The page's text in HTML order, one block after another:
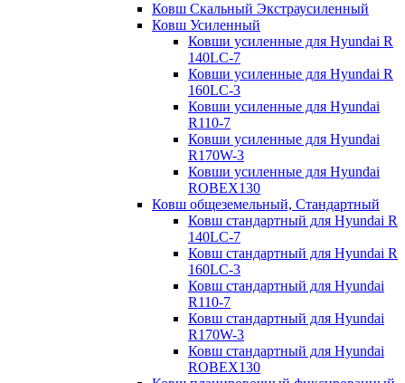
Ковш Скальный Экстраусиленный
Ковш Усиленный
Ковши усиленные для Hyundai R
140LC-7
Ковши усиленные для Hyundai R
160LC-3
Ковши усиленные для Hyundai
R110-7
Ковши усиленные для Hyundai
R170W-3
Ковши усиленные для Hyundai
ROBEX130
Ковш общеземельный, Стандартный
Ковш стандартный для Hyundai R
140LC-7
Ковш стандартный для Hyundai R
160LC-3
Ковш стандартный для Hyundai
R110-7
Ковш стандартный для Hyundai
R170W-3
Ковш стандартный для Hyundai
ROBEX130